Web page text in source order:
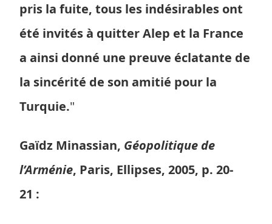
pris la fuite, tous les indésirables ont
été invités à quitter Alep et la France
a ainsi donné une preuve éclatante de
la sincérité de son amitié pour la
Turquie."
Gaïdz Minassian, Géopolitique de
l’Arménie, Paris, Ellipses, 2005, p. 20-
21 :